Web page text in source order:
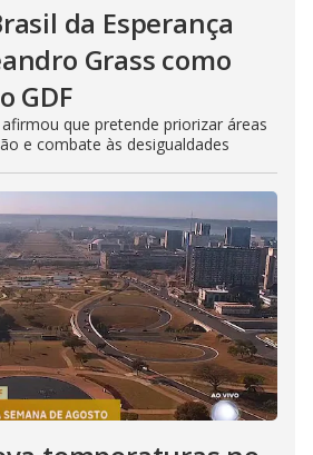
da Esperança
Grass como
GDF
que pretende priorizar áreas
e combate às desigualdades